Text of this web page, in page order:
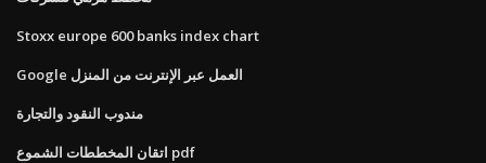
Stoxx europe 600 banks index chart
Google العمل عبر الإنترنت من المنزل
مندوب النقود والتجارة
اتقان المخططات الشموع pdf